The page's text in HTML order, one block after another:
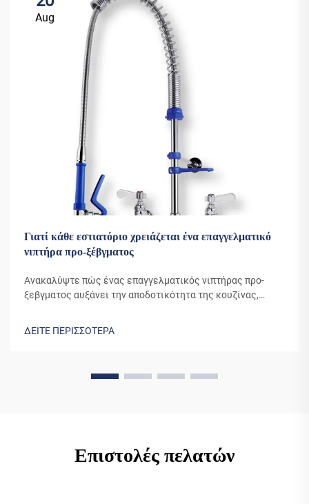
Aug
Γιατί κάθε εστιατόριο χρειάζεται ένα επαγγελματικό
νιπτήρα προ-ξέβγματος
Ανακαλύψτε πώς ένας επαγγελματικός νιπτήρας προ-
ξεβγματος αυξάνει την αποδοτικότητα της κουζίνας,
ΔΕΙΤΕ ΠΕΡΙΣΣΟΤΕΡΑ
Επιστολές πελατών